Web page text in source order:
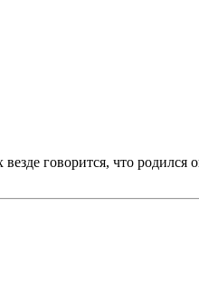
говорится, что родился